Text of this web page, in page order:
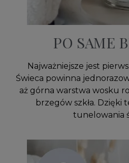
PO SAME
Najważniejsze jest
Świeca powinna
aż górna warstwa wosku
brzegów szkła.
tunelowania